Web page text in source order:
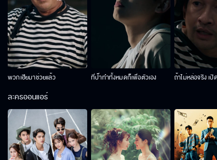
พวกเฮียมาช่วยแล้ว ที่ป๊าทำทั้งหมดก็เพื่อตัวเอง ถ้าไม่หล่อจริง เปิ
ละครออนแอร์